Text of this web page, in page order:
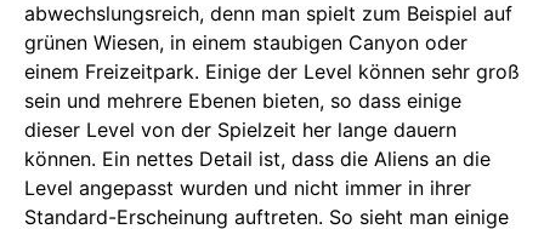
abwechslungsreich, denn man spielt zum Beispiel auf
grünen Wiesen, in einem staubigen Canyon oder
einem Freizeitpark. Einige der Level können sehr groß
sein und mehrere Ebenen bieten, so dass einige
dieser Level von der Spielzeit her lange dauern
können. Ein nettes Detail ist, dass die Aliens an die
Level angepasst wurden und nicht immer in ihrer
Standard-Erscheinung auftreten. So sieht man einige